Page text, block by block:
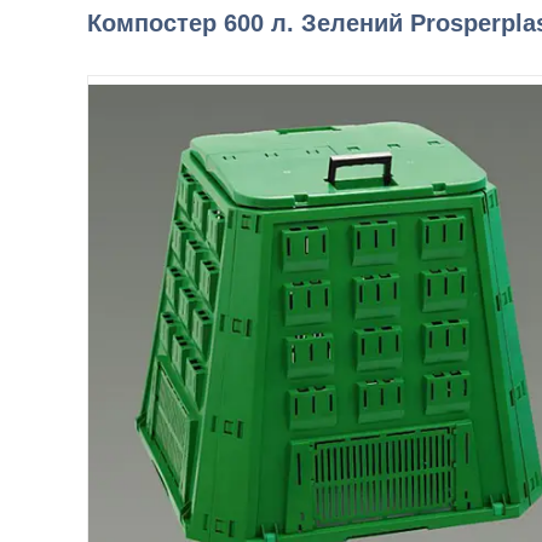
Компостер 600 л. Зелений